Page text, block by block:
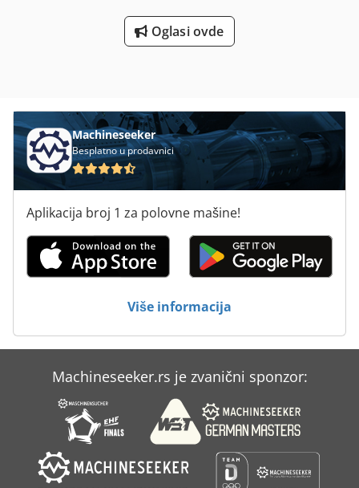
Oglasi ovde
Machineseeker
Besplatno u prodavnici
Aplikacija broj 1 za polovne mašine!
Više informacija
Machineseeker.rs je zvanični sponzor: